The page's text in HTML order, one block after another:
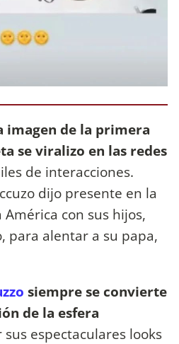
imagen de la primera
se viralizo en las redes
de interacciones.
dijo presente en la
con sus hijos,
para alentar a su papa,
siempre se convierte
de la esfera
sus espectaculares looks